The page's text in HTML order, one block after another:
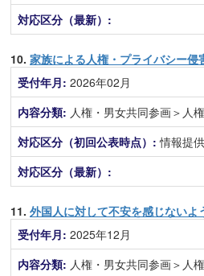
対応区分（最新）:
10. 家族による人権・プライバシー
受付年月: 2026年02月
内容分類: 人権・男女共同参画＞人
対応区分（初回公表時点）:情報提
対応区分（最新）:
11. 外国人に対して不安を感じないよ
受付年月: 2025年12月
内容分類: 人権・男女共同参画＞人